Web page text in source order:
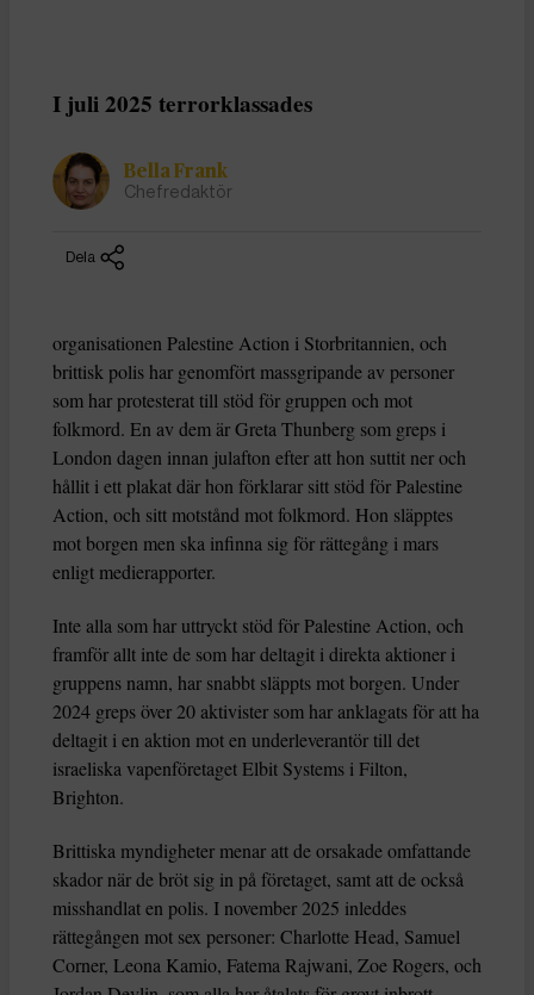
I juli 2025 terrorklassades
Bella Frank
Chefredaktör
Dela
organisationen Palestine Action i Storbritannien, och
brittisk polis har genomfört massgripande av personer
som har protesterat till stöd för gruppen och mot
folkmord. En av dem är Greta Thunberg som greps i
London dagen innan julafton efter att hon suttit ner och
hållit i ett plakat där hon förklarar sitt stöd för Palestine
Action, och sitt motstånd mot folkmord. Hon släpptes
mot borgen men ska infinna sig för rättegång i mars
enligt medierapporter.
Inte alla som har uttryckt stöd för Palestine Action, och
framför allt inte de som har deltagit i direkta aktioner i
gruppens namn, har snabbt släppts mot borgen. Under
2024 greps över 20 aktivister som har anklagats för att ha
deltagit i en aktion mot en underleverantör till det
israeliska vapenföretaget Elbit Systems i Filton,
Brighton.
Brittiska myndigheter menar att de orsakade omfattande
skador när de bröt sig in på företaget, samt att de också
misshandlat en polis. I november 2025 inleddes
rättegången mot sex personer: Charlotte Head, Samuel
Corner, Leona Kamio, Fatema Rajwani, Zoe Rogers, och